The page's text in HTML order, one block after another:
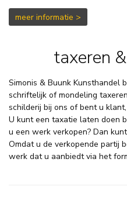
meer informatie >
taxeren
Simonis & Buunk Kunsthandel
schriftelijk of mondeling
schilderij bij ons of bent u
U kunt een taxatie laten doen
u een werk verkopen? Dan
Omdat u de verkopende partij
werk dat u aanbiedt via het